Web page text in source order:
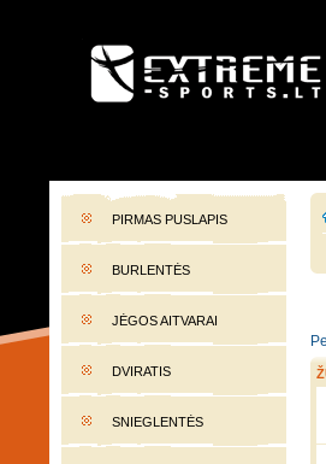
EXTREME-
PIRMAS PUSLAPIS
BURLENTĖS
JĖGOS AITVARAI
DVIRATIS
SNIEGLENTĖS